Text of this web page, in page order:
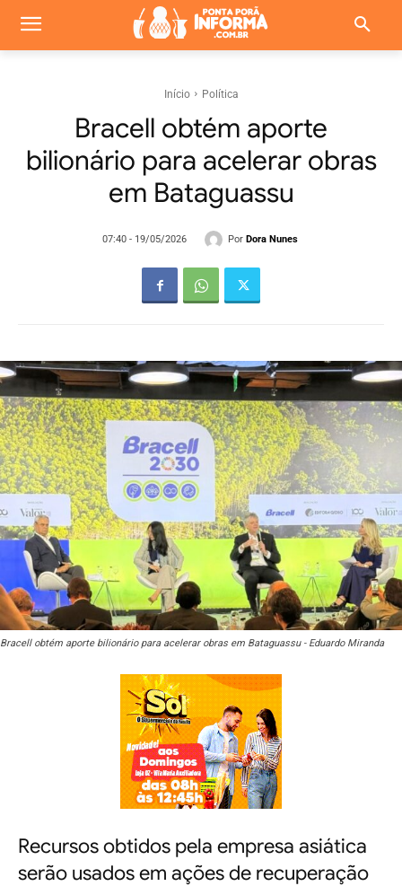
Início Política
Bracell obtém aporte
bilionário para acelerar obras
em Bataguassu
07:40 - 19/05/2026 Por Dora Nunes
Bracell obtém aporte bilionário para acelerar obras em Bataguassu - Eduardo Miranda
Recursos obtidos pela empresa asiática
serão usados em ações de recuperação